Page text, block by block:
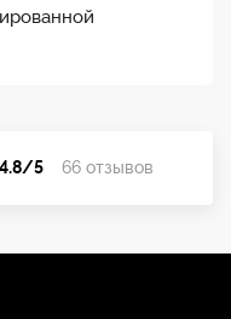
4.8/5 66 отзывов